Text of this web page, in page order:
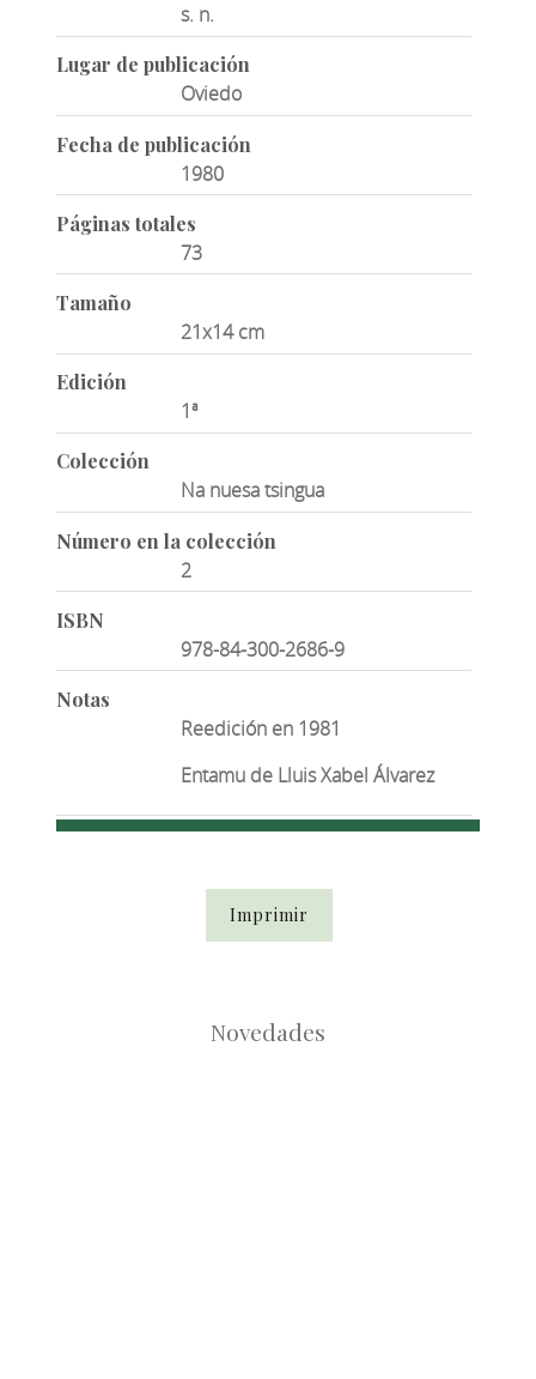
s. n.
Lugar de publicación
Oviedo
Fecha de publicación
1980
Páginas totales
73
Tamaño
21x14 cm
Edición
1ª
Colección
Na nuesa tsingua
Número en la colección
2
ISBN
978-84-300-2686-9
Notas
Reedición en 1981
Entamu de Lluis Xabel Álvarez
Imprimir
Novedades